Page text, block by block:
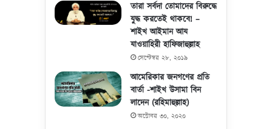
তারা সর্বদা তোমাদের বিরুদ্ধে
যুদ্ধ করতেই থাকবে! –
শাইখ আইমান আয
যাওয়াহিরী হাফিজাহুল্লাহ
সেপ্টেম্বর ২৮, ২০১৯
আমেরিকার জনগণের প্রতি
বার্তা -শাইখ উসামা বিন
লাদেন (রহিমাহুল্লাহ)
অক্টোবর ৩০, ২০২০